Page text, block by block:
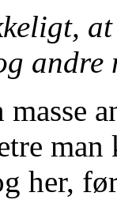
andre
her,